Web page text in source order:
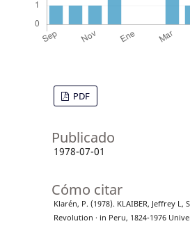
PDF
Publicado
1978-07-01
Cómo citar
Klarén, P. (1978). KLAIBER, Jeffrey L,
Revolution · in Peru, 1824-1976